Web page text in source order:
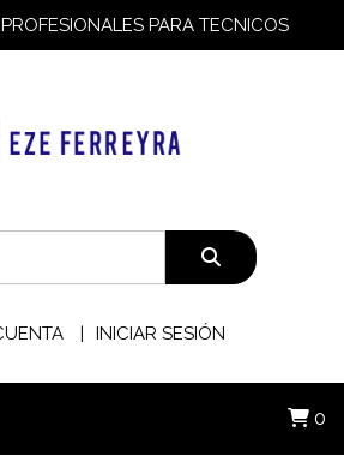
PARA TECNICOS
INICIAR SESIÓN
0